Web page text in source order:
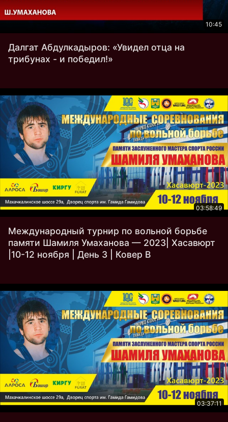
10:45
Далгат Абдулкадыров: «Увидел отца на
трибунах - и победил!»
03:58:49
Международный турнир по вольной борьбе
памяти Шамиля Умаханова — 2023| Хасавюрт
|10-12 ноября | День 3 | Ковер B
03:37:11